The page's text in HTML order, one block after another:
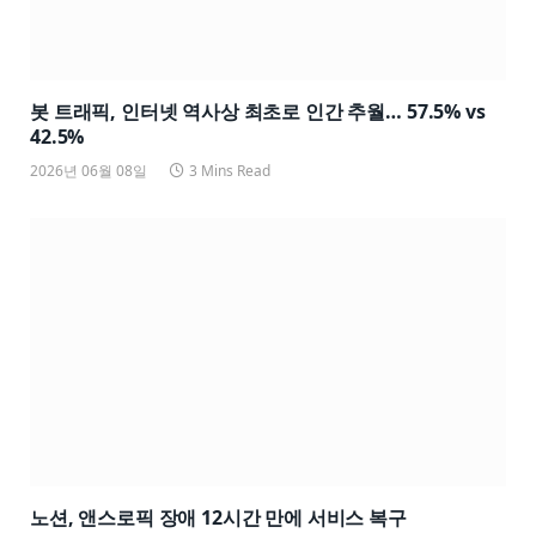
봇 트래픽, 인터넷 역사상 최초로 인간 추월… 57.5% vs
42.5%
2026년 06월 08일 3 Mins Read
노션, 앤스로픽 장애 12시간 만에 서비스 복구